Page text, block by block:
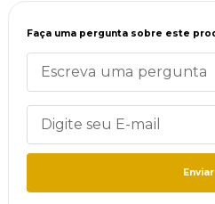
Faça uma pergunta sobre este
Enviar